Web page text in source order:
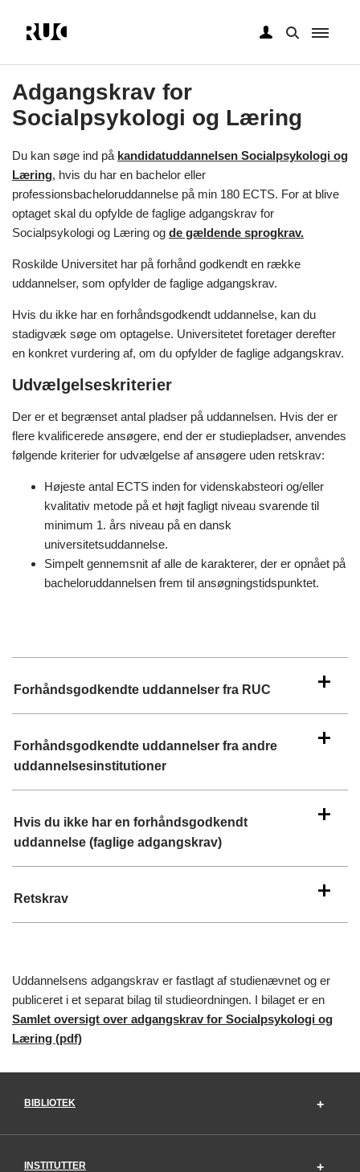
hovedindhold
Adgangskrav for
Socialpsykologi og Læring
Du kan søge ind på kandidatuddannelsen Socialpsykologi og
Læring, hvis du har en bachelor eller
professionsbacheloruddannelse på min 180 ECTS. For at blive
optaget skal du opfylde de faglige adgangskrav for
Socialpsykologi og Læring og de gældende sprogkrav.
Roskilde Universitet har på forhånd godkendt en række
uddannelser, som opfylder de faglige adgangskrav.
Hvis du ikke har en forhåndsgodkendt uddannelse, kan du
stadigvæk søge om optagelse. Universitetet foretager derefter
en konkret vurdering af, om du opfylder de faglige adgangskrav.
Udvælgelseskriterier
Der er et begrænset antal pladser på uddannelsen. Hvis der er
flere kvalificerede ansøgere, end der er studiepladser, anvendes
følgende kriterier for udvælgelse af ansøgere uden retskrav:
Højeste antal ECTS inden for videnskabsteori og/eller
kvalitativ metode på et højt fagligt niveau svarende til
minimum 1. års niveau på en dansk
universitetsuddannelse.
Simpelt gennemsnit af alle de karakterer, der er opnået på
bacheloruddannelsen frem til ansøgningstidspunktet.
Forhåndsgodkendte uddannelser fra RUC
Forhåndsgodkendte uddannelser fra andre
uddannelsesinstitutioner
Hvis du ikke har en forhåndsgodkendt
uddannelse (faglige adgangskrav)
Retskrav
Uddannelsens adgangskrav er fastlagt af studienævnet og er
publiceret i et separat bilag til studieordningen. I bilaget er en
Samlet oversigt over adgangskrav for Socialpsykologi og
Læring (pdf)
BIBLIOTEK
INSTITUTTER